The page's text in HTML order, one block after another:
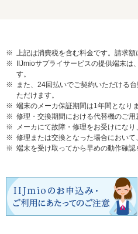
上記は消費税を含む料金です。請求
IIJmioサプライサービスの提供端末は
す。
また、24回払いでご契約いただける
ただけます。
端末のメーカ保証期間は1年間となり
修理・交換期間における代替機のご用
メーカにて故障・修理をお受けにな
修理または交換となった場合におい
端末を受け取ってから早めの動作確認